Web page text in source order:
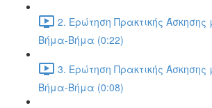
2. Ερώτηση Πρακτικής
Βήμα-Βήμα (0:22)
3. Ερώτηση Πρακτικής
Βήμα-Βήμα (0:08)